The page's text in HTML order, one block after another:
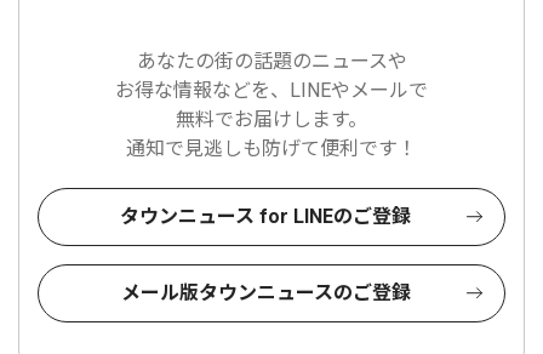
あなたの街の話題のニュースや
お得な情報などを、LINEやメールで
無料でお届けします。
通知で見逃しも防げて便利です！
タウンニュース for LINEのご登録
メール版タウンニュースのご登録